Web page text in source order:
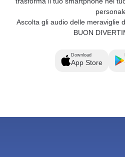
Ascolta gli audio delle meraviglie
BUON
Download
App Store